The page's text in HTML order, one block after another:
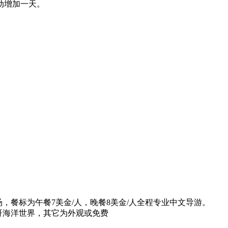
加一天。
餐标为午餐7美金/人，晚餐8美金/人全程专业中文导游。
洋世界，其它为外观或免费